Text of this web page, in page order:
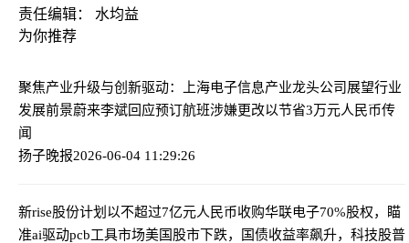
责任编辑： 水均益
为你推荐
聚焦产业升级与创新驱动：上海电子信息产业龙头公司展望行业
发展前景蔚来李斌回应预订航班涉嫌更改以节省3万元人民币传
闻
扬子晚报2026-06-04 11:29:26
新rise股份计划以不超过7亿元人民币收购华联电子70%股权，瞄
准ai驱动pcb工具市场美国股市下跌，国债收益率飙升，科技股普